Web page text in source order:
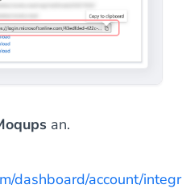
an.
dashboard/account/